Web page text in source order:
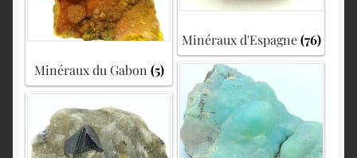
Minéraux d'Espagne(76)
Minéraux du Gabon (5)